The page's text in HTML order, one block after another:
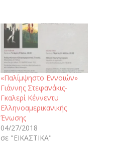
«Παλίμψηστο Εννοιών»
Γιάννης Στεφανάκις-
Γκαλερί Κέννεντυ
Ελληνοαμερικανικής
Ένωσης
04/27/2018
σε "ΕΙΚΑΣΤΙΚΑ"